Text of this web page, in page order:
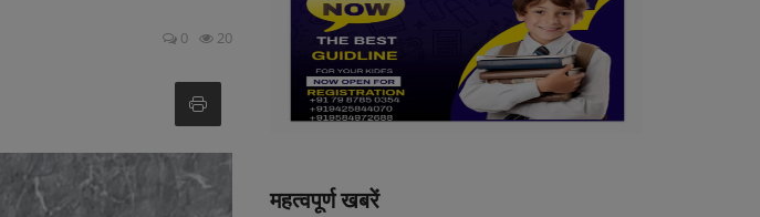
0 20
महत्वपूर्ण खबरें